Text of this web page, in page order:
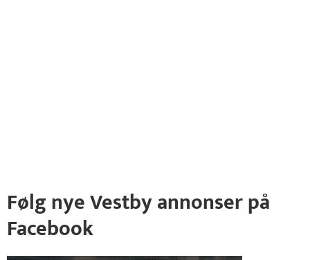
Følg nye Vestby annonser på
Facebook